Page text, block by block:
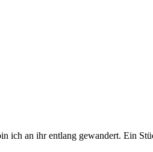
ich an ihr entlang gewandert. Ein